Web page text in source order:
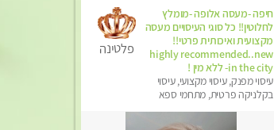
חיפה -מעסה אלופה -מומלץ
לחלוטין!! כל סוגי העיסויים מעסה
מקצועית ואיכותית פרטי!!
highly recommended..new
in the city- ללא מין !
עיסוי מפנק, עיסוי מקצועי, עיסוי
בקלניקה פרטית, מתחמי ספא
פלטינה